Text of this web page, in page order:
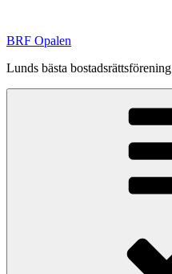
innehåll
BRF Opalen
Lunds bästa bostadsrättsförening